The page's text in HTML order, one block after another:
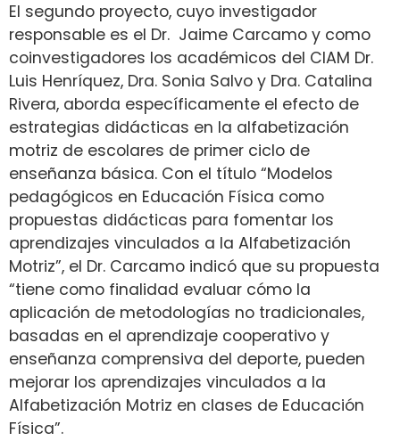
El segundo proyecto, cuyo investigador
responsable es el Dr. Jaime Carcamo y como
coinvestigadores los académicos del CIAM Dr.
Luis Henríquez, Dra. Sonia Salvo y Dra. Catalina
Rivera, aborda específicamente el efecto de
estrategias didácticas en la alfabetización
motriz de escolares de primer ciclo de
enseñanza básica. Con el título “Modelos
pedagógicos en Educación Física como
propuestas didácticas para fomentar los
aprendizajes vinculados a la Alfabetización
Motriz”, el Dr. Carcamo indicó que su propuesta
“tiene como finalidad evaluar cómo la
aplicación de metodologías no tradicionales,
basadas en el aprendizaje cooperativo y
enseñanza comprensiva del deporte, pueden
mejorar los aprendizajes vinculados a la
Alfabetización Motriz en clases de Educación
Física”.